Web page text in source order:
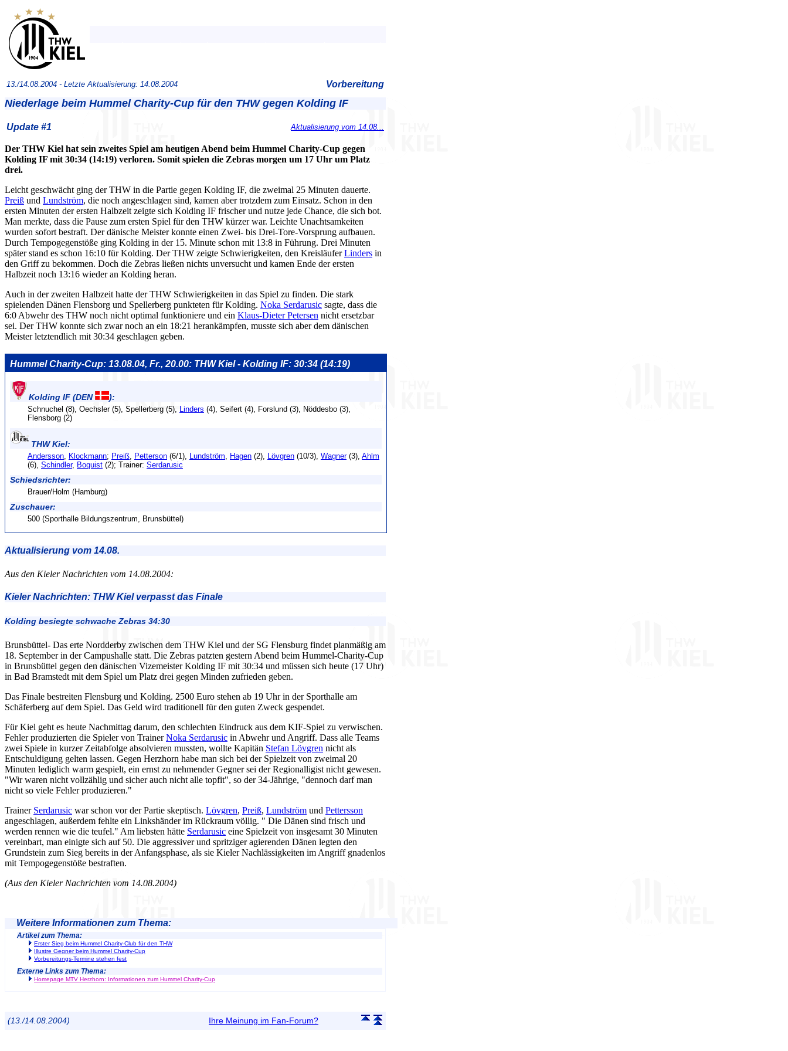
13./14.08.2004 - Letzte Aktualisierung: 14.08.2004 Vorbereitung
Niederlage beim Hummel Charity-Cup für den THW gegen Kolding IF
Update #1 Aktualisierung vom 14.08...
Der THW Kiel hat sein zweites Spiel am heutigen Abend beim Hummel Charity-Cup gegen
Kolding IF mit 30:34 (14:19) verloren. Somit spielen die Zebras morgen um 17 Uhr um Platz
drei.
Leicht geschwächt ging der THW in die Partie gegen Kolding IF, die zweimal 25 Minuten dauerte.
Preiß und Lundström, die noch angeschlagen sind, kamen aber trotzdem zum Einsatz. Schon in den
ersten Minuten der ersten Halbzeit zeigte sich Kolding IF frischer und nutze jede Chance, die sich bot.
Man merkte, dass die Pause zum ersten Spiel für den THW kürzer war. Leichte Unachtsamkeiten
wurden sofort bestraft. Der dänische Meister konnte einen Zwei- bis Drei-Tore-Vorsprung aufbauen.
Durch Tempogegenstöße ging Kolding in der 15. Minute schon mit 13:8 in Führung. Drei Minuten
später stand es schon 16:10 für Kolding. Der THW zeigte Schwierigkeiten, den KreisläuferLinders in
den Griff zu bekommen. Doch die Zebras ließen nichts unversucht und kamen Ende der ersten
Halbzeit noch 13:16 wieder an Kolding heran.
Auch in der zweiten Halbzeit hatte der THW Schwierigkeiten in das Spiel zu finden. Die stark
spielenden Dänen Flensborg und Spellerberg punkteten für Kolding. Noka Serdarusic sagte, dass die
6:0 Abwehr des THW noch nicht optimal funktioniere und ein Klaus-Dieter Petersen nicht ersetzbar
sei. Der THW konnte sich zwar noch an ein 18:21 herankämpfen, musste sich aber dem dänischen
Meister letztendlich mit 30:34 geschlagen geben.
Hummel Charity-Cup: 13.08.04, Fr., 20.00: THW Kiel - Kolding IF: 30:34 (14:19)
Kolding IF (DEN ):
Schnuchel (8), Oechsler (5), Spellerberg (5), Linders (4), Seifert (4), Forslund (3), Nöddesbo (3),
Flensborg (2)
THW Kiel:
Andersson, Klockmann; Preiß, Petterson (6/1), Lundström, Hagen (2), Lövgren (10/3), Wagner(3), Ahlm
(6), Schindler, Boquist (2); Trainer: Serdarusic
Schiedsrichter:
Brauer/Holm (Hamburg)
Zuschauer:
500 (Sporthalle Bildungszentrum, Brunsbüttel)
Aktualisierung vom 14.08.
Aus den Kieler Nachrichten vom 14.08.2004:
Kieler Nachrichten: THW Kiel verpasst das Finale
Kolding besiegte schwache Zebras 34:30
Brunsbüttel- Das erte Nordderby zwischen dem THW Kiel und der SG Flensburg findet planmäßig am
18. September in der Campushalle statt. Die Zebras patzten gestern Abend beim Hummel-Charity-Cup
in Brunsbüttel gegen den dänischen Vizemeister Kolding IF mit 30:34 und müssen sich heute (17 Uhr)
in Bad Bramstedt mit dem Spiel um Platz drei gegen Minden zufrieden geben.
Das Finale bestreiten Flensburg und Kolding. 2500 Euro stehen ab 19 Uhr in der Sporthalle am
Schäferberg auf dem Spiel. Das Geld wird traditionell für den guten Zweck gespendet.
Für Kiel geht es heute Nachmittag darum, den schlechten Eindruck aus dem KIF-Spiel zu verwischen.
Fehler produzierten die Spieler von TrainerNoka Serdarusic in Abwehr und Angriff. Dass alle Teams
zwei Spiele in kurzer Zeitabfolge absolvieren mussten, wollte Kapitän Stefan Lövgren nicht als
Entschuldigung gelten lassen. Gegen Herzhorn habe man sich bei der Spielzeit von zweimal 20
Minuten lediglich warm gespielt, ein ernst zu nehmender Gegner sei der Regionalligist nicht gewesen.
"Wir waren nicht vollzählig und sicher auch nicht alle topfit", so der 34-Jährige, "dennoch darf man
nicht so viele Fehler produzieren."
Trainer Serdarusic war schon vor der Partie skeptisch. Lövgren, Preiß, Lundström und Pettersson
angeschlagen, außerdem fehlte ein Linkshänder im Rückraum völlig. " Die Dänen sind frisch und
werden rennen wie die teufel." Am liebsten hätte Serdarusic eine Spielzeit von insgesamt 30 Minuten
vereinbart, man einigte sich auf 50. Die aggressiver und spritziger agierenden Dänen legten den
Grundstein zum Sieg bereits in der Anfangsphase, als sie Kieler Nachlässigkeiten im Angriff gnadenlos
mit Tempogegenstöße bestraften.
(Aus den Kieler Nachrichten vom 14.08.2004)
Weitere Informationen zum Thema:
Artikel zum Thema:
Erster Sieg beim Hummel Charity-Club für den THW
Illustre Gegner beim Hummel Charity-Cup
Vorbereitungs-Termine stehen fest
Externe Links zum Thema:
Homepage MTV Herzhorn: Informationen zum Hummel Charity-Cup
(13./14.08.2004) Ihre Meinung im Fan-Forum?